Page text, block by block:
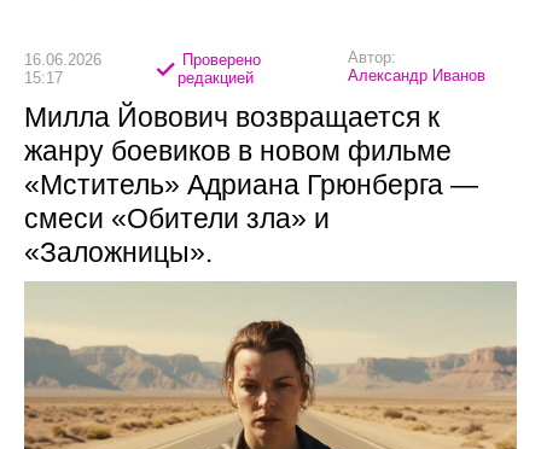
16.06.2026
15:17
Проверено
редакцией
Автор:
Александр Иванов
Милла Йовович возвращается к
жанру боевиков в новом фильме
«Мститель» Адриана Грюнберга —
смеси «Обители зла» и
«Заложницы».